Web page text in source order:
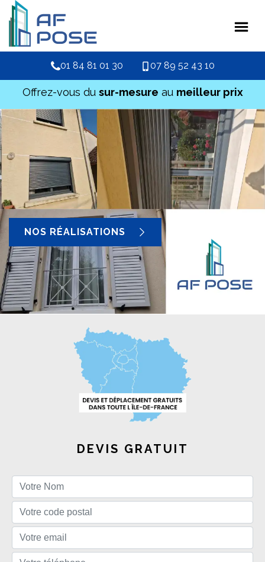
01 84 81 01 30 07 89 52 43 10
Offrez-vous du sur-mesure au meilleur prix
NOS RÉALISATIONS
DEVIS GRATUIT